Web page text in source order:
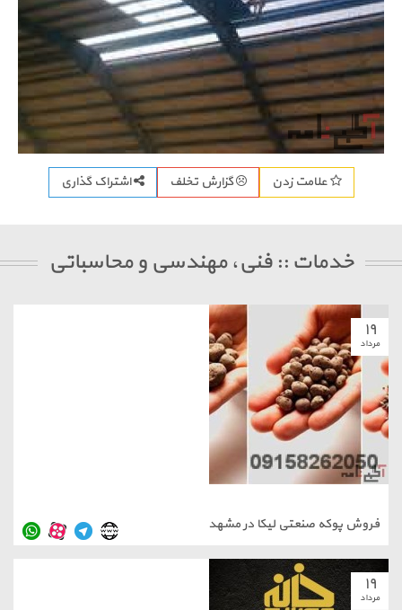
علامت زدن گزارش تخلف اشتراک گذاری
خدمات :: فنی، مهندسی و محاسباتی
پوکه صنعتی لیکا در مشهد